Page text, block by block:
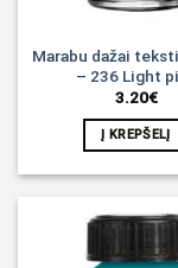
Marabu dažai
– 236 Light
3.20€
Į KREPŠELĮ